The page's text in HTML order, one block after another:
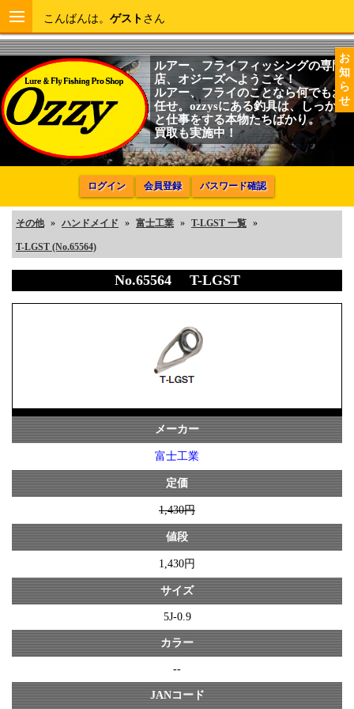
お
知
ら
せ
こんばんは。 ゲスト さん
ルアー、フライフィッシングの専門
店、オジーズへようこそ！
ルアー、フライのことなら何でもお
任せ。ozzysにある釣具は、しっかり
と仕事をする本物たちばかり。
買取も実施中！
ログイン 会員登録 パスワード確認
その他 » ハンドメイド » 富士工業 » T-LGST 一覧 »
T-LGST (No.65564)
No.65564 T-LGST
メーカー
富士工業
定価
1,430円
値段
1,430円
サイズ
5J-0.9
カラー
--
JANコード